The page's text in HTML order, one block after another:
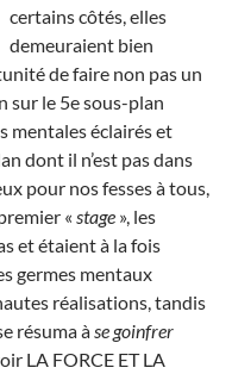
certains côtés, elles
demeuraient bien
de faire non pas un
sur le 5e sous-plan
mentales éclairés et
dont il n’est pas dans
pour nos fesses à tous,
« stage », les
et étaient à la fois
germes mentaux
réalisations, tandis
résuma à se goinfrer
LA FORCE ET LA